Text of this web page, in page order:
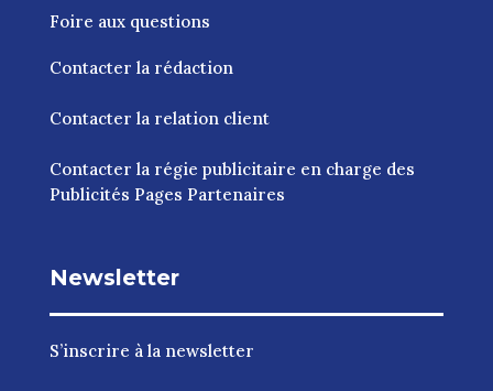
Foire aux questions
Contacter la rédaction
Contacter la relation client
Contacter la régie publicitaire en charge des
Publicités Pages Partenaires
Newsletter
S’inscrire à la newsletter